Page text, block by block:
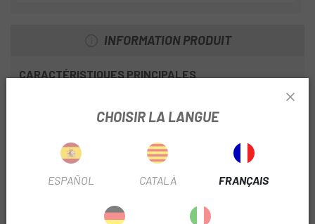
INFORMATION PRODUIT
CARACTÉRISTIQUES PRINCIPALES
Amortisseur Fox Float Performance 2-Pos Evol LV custom
CHOISIR LA LANGUE
ESPAÑOL CATALÀ FRANÇAIS